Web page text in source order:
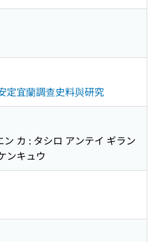
定宜蘭調查史料與研究
カ : タシロ アンテイ ギラン
ンキュウ